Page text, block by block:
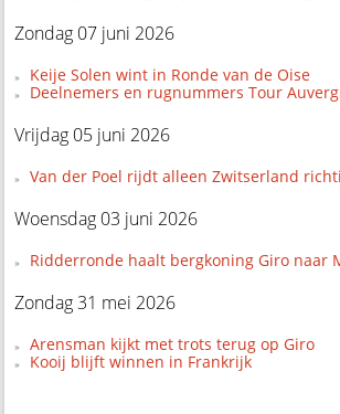
Zondag 07 juni 2026
Keije Solen wint in Ronde van de Oise
Deelnemers en rugnummers Tour
Vrijdag 05 juni 2026
Van der Poel rijdt alleen Zwitserland
Woensdag 03 juni 2026
Ridderronde haalt bergkoning Giro naar
Zondag 31 mei 2026
Arensman kijkt met trots terug op Giro
Kooij blijft winnen in Frankrijk